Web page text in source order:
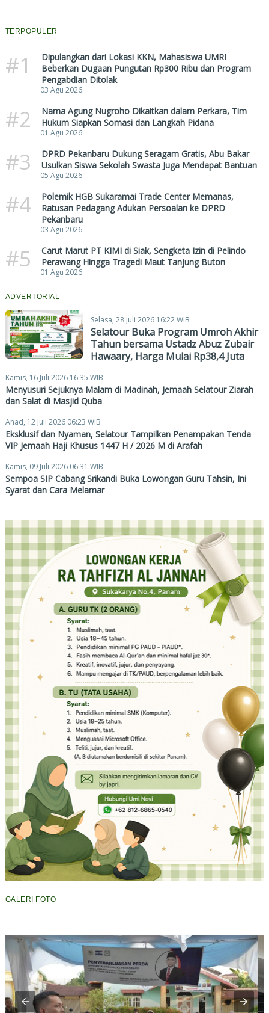
TERPOPULER
#1
Dipulangkan dari Lokasi KKN, Mahasiswa UMRI
Beberkan Dugaan Pungutan Rp300 Ribu dan Program
Pengabdian Ditolak
03 Agu 2026
#2
Nama Agung Nugroho Dikaitkan dalam Perkara, Tim
Hukum Siapkan Somasi dan Langkah Pidana
01 Agu 2026
#3
DPRD Pekanbaru Dukung Seragam Gratis, Abu Bakar
Usulkan Siswa Sekolah Swasta Juga Mendapat Bantuan
05 Agu 2026
#4
Polemik HGB Sukaramai Trade Center Memanas,
Ratusan Pedagang Adukan Persoalan ke DPRD
Pekanbaru
03 Agu 2026
#5
Carut Marut PT KIMI di Siak, Sengketa Izin di Pelindo
Perawang Hingga Tragedi Maut Tanjung Buton
01 Agu 2026
ADVERTORIAL
Selasa, 28 Juli 2026 16:22 WIB
Selatour Buka Program Umroh Akhir
Tahun bersama Ustadz Abuz Zubair
Hawaary, Harga Mulai Rp38,4 Juta
Kamis, 16 Juli 2026 16:35 WIB
Menyusuri Sejuknya Malam di Madinah, Jemaah Selatour Ziarah
dan Salat di Masjid Quba
Ahad, 12 Juli 2026 06:23 WIB
Eksklusif dan Nyaman, Selatour Tampilkan Penampakan Tenda
VIP Jemaah Haji Khusus 1447 H / 2026 M di Arafah
Kamis, 09 Juli 2026 06:31 WIB
Sempoa SIP Cabang Srikandi Buka Lowongan Guru Tahsin, Ini
Syarat dan Cara Melamar
GALERI FOTO